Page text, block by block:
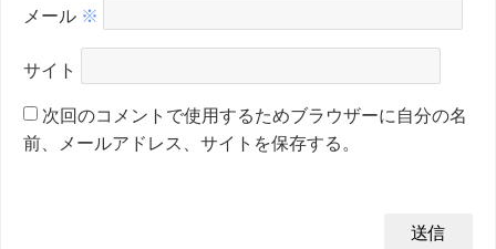
メール ※
サイト
次回のコメントで使用するためブラウザーに自分の名
前、メールアドレス、サイトを保存する。